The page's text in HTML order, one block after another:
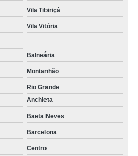
Vila Tibiriçá
Vila Vitória
Balneária
Montanhão
Rio Grande
Anchieta
Baeta Neves
Barcelona
Centro